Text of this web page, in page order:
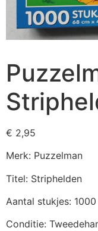
€ 2,95
Merk: Puzzelman
Titel: Striphelden
Aantal stukjes: 1000
Conditie: